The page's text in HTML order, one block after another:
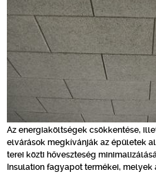
Az energiaköltségek csökkentése,
elvárások megkívánják az épületek
terei közti hőveszteség
Insulation fagyapot termékei,